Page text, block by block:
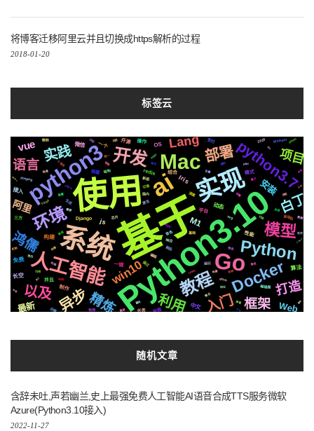
将博客迁移阿里云并且切换成https解析的过程
2018-01-20
标签云
基于
使用Python3.10
系统
ai 实现
Go
python3 Mac
人工智能
开发
教程
Python
环境
Docker
模型
部署python3.7
异步
实践
入门
以及 利用
白丁
鸿儒
精炼
语言
框架
项目
Lang
打造
win10
vue
阿里
安装
最新 Web
M1
js
Iris
动态
构建
OS
接入
中文
微信
免费
长空
算法
Django
平台
一键
redis 结合
苹果
性能
模式
开源 操作
制作
一个
并且
任务 协程
api
三方
支付
自动化
音色
响应
ffmpeg
原生
芯片
前后
检测
编辑器
基础
2020
微软
国内
后端
Whisper
深度
记录
编程
通过
新版
svg
生成
结构
运行
centos
推送
需要
格式
字幕
变量
推荐
celery
场景
阻塞
镜像
Apple
各种
存储
Silicon
遇到
统一
CSS3
github
切换
动画 爬虫
属于
情况
协议
聊天
合成
页面
https
简历
快速
布局
个性化
识别
集群
流程
可用
声音
机制
社交
数据
绘图
员工
Linux
百度
Async
转换
设计
全栈
事件
随机文章
含辞未吐,声若幽兰,史上最强免费人工智能AI语音合成TTS服务微软
Azure(Python3.10接入)
2022-11-27